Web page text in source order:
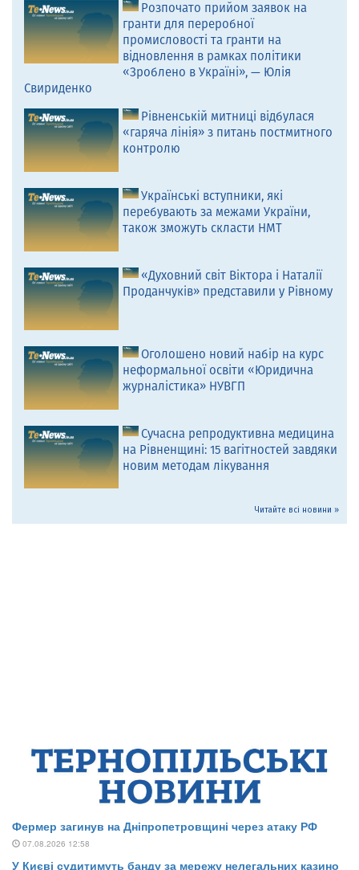
Розпочато прийом заявок на
гранти для переробної
промисловості та гранти на
відновлення в рамках політики
«Зроблено в Україні», — Юлія
Свириденко
Рівненській митниці відбулася
«гаряча лінія» з питань постмитного
контролю
Українські вступники, які
перебувають за межами України,
також зможуть скласти НМТ
«Духовний світ Віктора і Наталії
Проданчуків» представили у Рівному
Оголошено новий набір на курс
неформальної освіти «Юридична
журналістика» НУВГП
Сучасна репродуктивна медицина
на Рівненщині: 15 вагітностей завдяки
новим методам лікування
Читайте всі новини »